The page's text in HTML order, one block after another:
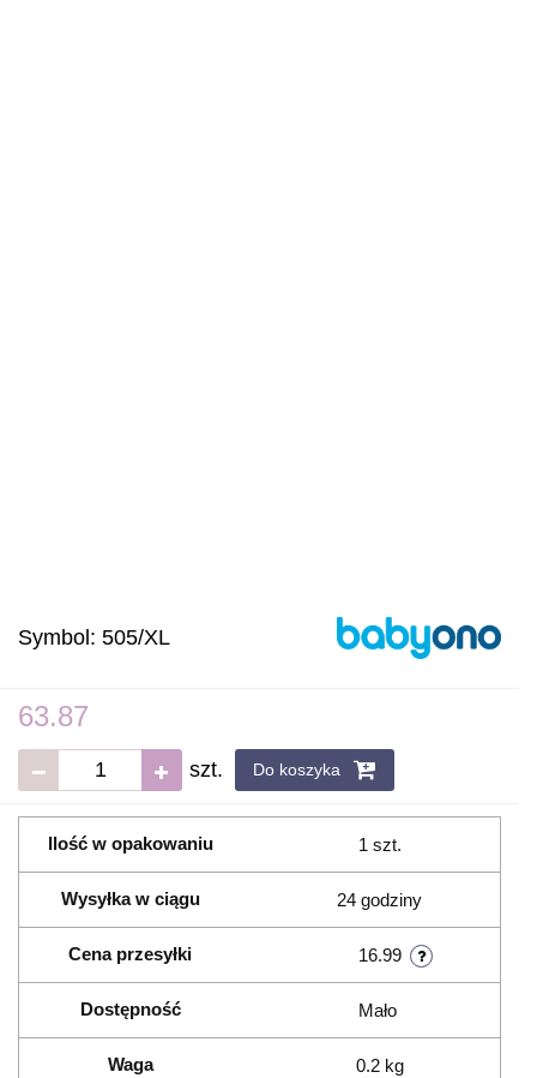
Symbol: 505/XL
63.87
szt. Do koszyka
Ilość w opakowaniu 1 szt.
Wysyłka w ciągu 24 godziny
Cena przesyłki 16.99
Dostępność Mało
Waga 0.2 kg